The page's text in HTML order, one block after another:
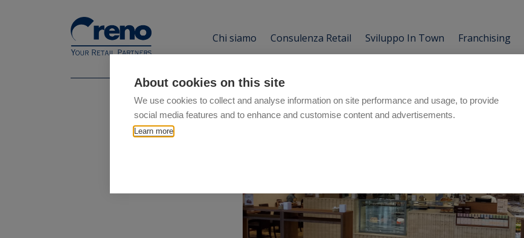
About cookies on this site
We use cookies to collect and analyse information on site performance and usage, to provide
social media features and to enhance and customise content and advertisements.
Learn more
Chi siamo Consulenza Retail Sviluppo In Town Franchising